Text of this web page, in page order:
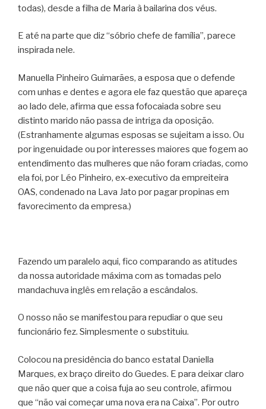
todas), desde a filha de Maria à bailarina dos véus.
E até na parte que diz “sóbrio chefe de família”, parece
inspirada nele.
Manuella Pinheiro Guimarães, a esposa que o defende
com unhas e dentes e agora ele faz questão que apareça
ao lado dele, afirma que essa fofocaiada sobre seu
distinto marido não passa de intriga da oposição.
(Estranhamente algumas esposas se sujeitam a isso. Ou
por ingenuidade ou por interesses maiores que fogem ao
entendimento das mulheres que não foram criadas, como
ela foi, por Léo Pinheiro, ex-executivo da empreiteira
OAS, condenado na Lava Jato por pagar propinas em
favorecimento da empresa.)
Fazendo um paralelo aqui, fico comparando as atitudes
da nossa autoridade máxima com as tomadas pelo
mandachuva inglês em relação a escândalos.
O nosso não se manifestou para repudiar o que seu
funcionário fez. Simplesmente o substituiu.
Colocou na presidência do banco estatal Daniella
Marques, ex braço direito do Guedes. E para deixar claro
que não quer que a coisa fuja ao seu controle, afirmou
que “não vai começar uma nova era na Caixa”. Por outro